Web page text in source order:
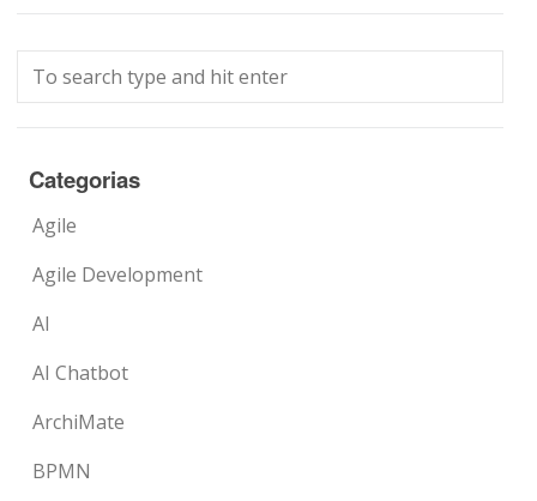
Categorias
Agile
Agile Development
AI
AI Chatbot
ArchiMate
BPMN